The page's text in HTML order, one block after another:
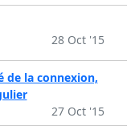
28 Oct '15
de la connexion,
27 Oct '15